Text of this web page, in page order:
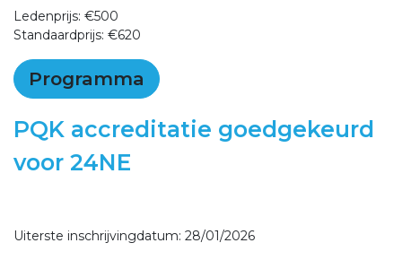
Ledenprijs: €500
Standaardprijs: €620
Programma
PQK accreditatie goedgekeurd
voor 24NE
Uiterste inschrijvingdatum: 28/01/2026